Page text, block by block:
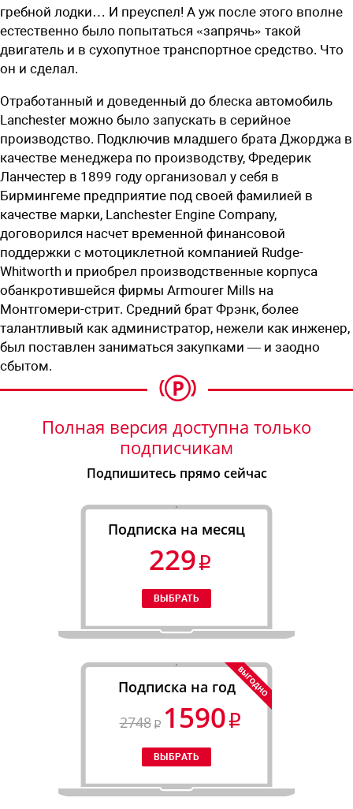
гребной лодки… И преуспел! А уж после этого вполне
естественно было попытаться «запрячь» такой
двигатель и в сухопутное транспортное средство. Что
он и сделал.
Отработанный и доведенный до блеска автомобиль
Lanchester можно было запускать в серийное
производство. Подключив младшего брата Джорджа в
качестве менеджера по производству, Фредерик
Ланчестер в 1899 году организовал у себя в
Бирмингеме предприятие под своей фамилией в
качестве марки, Lanchester Engine Company,
договорился насчет временной финансовой
поддержки с мотоциклетной компанией Rudge-
Whitworth и приобрел производственные корпуса
обанкротившейся фирмы Armourer Mills на
Монтгомери-стрит. Средний брат Фрэнк, более
талантливый как администратор, нежели как инженер,
был поставлен заниматься закупками — и заодно
сбытом.
Полная версия доступна только
подписчикам
Подпишитесь прямо сейчас
Подписка на месяц
229
Подписка на год
2748
1590